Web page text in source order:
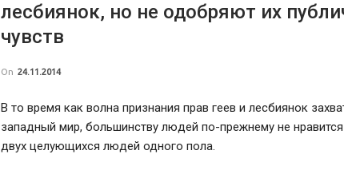
лесбиянок, но не одобряют их
чувств
On 24.11.2014
В то время как волна признания прав геев и лесбиянок
западный мир, большинству людей по-прежнему не
двух целующихся людей одного пола.